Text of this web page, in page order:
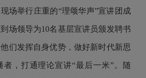
场举行庄重的“理颂华声”宣讲团成
场领导为10名基层宣讲员颁发聘书
们发挥自身优势，做好新时代新思
者，打通理论宣讲“最后一米”。随